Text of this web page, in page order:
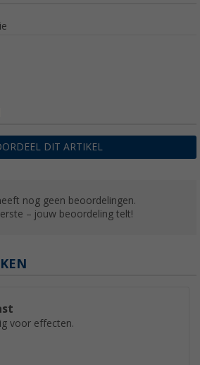
DIT ARTIKEL
nog geen beoordelingen.
– jouw beoordeling telt!
voor effecten.